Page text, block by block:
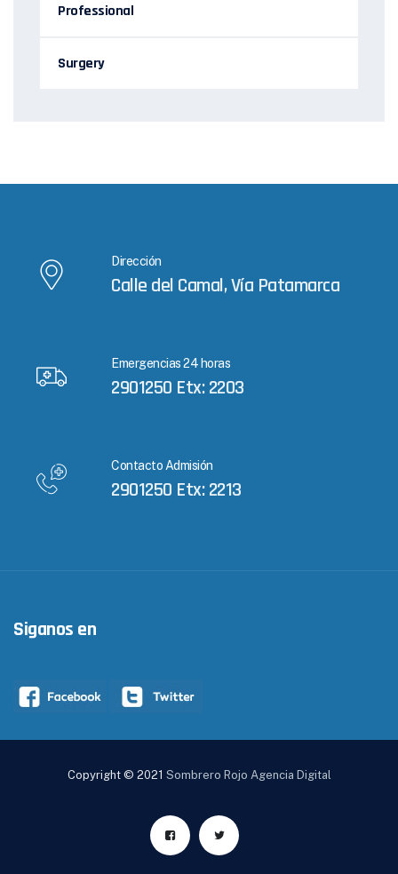
Professional
Surgery
Dirección
Calle del Camal, Vía Patamarca
Emergencias 24 horas
2901250 Etx: 2203
Contacto Admisión
2901250 Etx: 2213
Siganos en
Copyright © 2021 Sombrero Rojo Agencia Digital